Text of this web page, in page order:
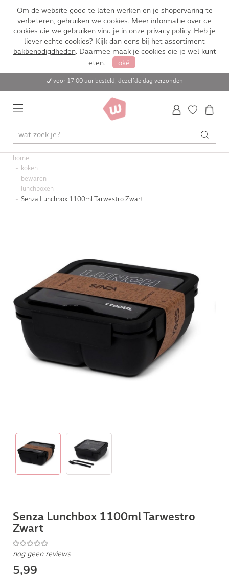
Om de website goed te laten werken en je shopervaring te
verbeteren, gebruiken we cookies. Meer informatie over de
cookies die we gebruiken vind je in onze privacy policy. Heb je
liever echte cookies? Kijk dan eens bij het assortiment
bakbenodigdheden. Daarmee maak je cookies die je wel kunt
eten.
oké
voor 17:00 uur besteld, dezelfde dag verzonden
home
koken
bewaren
lunchboxen
Senza Lunchbox 1100ml Tarwestro Zwart
Senza Lunchbox 1100ml Tarwestro
Zwart
nog geen reviews
5,99